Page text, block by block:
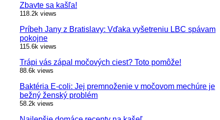
Zbavte sa kašľa!
118.2k views
Príbeh Jany z Bratislavy: Vďaka vyšetreniu LBC spávam
pokojne
115.6k views
Trápi vás zápal močových ciest? Toto pomôže!
88.6k views
Baktéria E-coli: Jej premnoženie v močovom mechúre je
bežný ženský problém
58.2k views